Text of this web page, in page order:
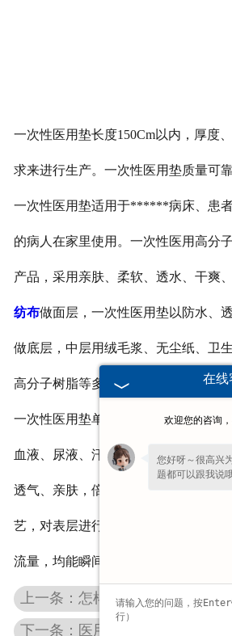
一次性医用垫长度150Cm以内，厚度
求来进行生产。一次性医用垫质量
一次性医用垫适用于******病床、患
的病人在家里使用。一次性医用高分
产品，采用亲肤、柔软、透水、干爽
纺布做面层，一次性医用垫以防水、
做底层，中层用绒毛浆、无尘纸、卫
高分子树脂等多种材料做为吸水芯层
一次性医用垫单广泛应用于******、家
血液、尿液、汗液等快速吸收，一次
透气、亲肤，倍感舒适。快速吸收设
艺，对表层进行速渗处理，能持快速
流量，均能瞬间吸收不会因流量大而侧
上一条：怎样选择甘肃医用酒精
下一条：医用防护服与隔离衣采
在线
欢迎您的咨询
您好呀～很高兴
题都可以跟我说哦